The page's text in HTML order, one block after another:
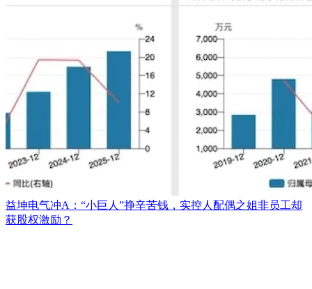
益坤电气冲A：“小巨人”挣辛苦钱，实控人配偶之姐非员工却
获股权激励？